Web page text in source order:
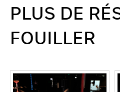
PLUS DE
FOUILLER